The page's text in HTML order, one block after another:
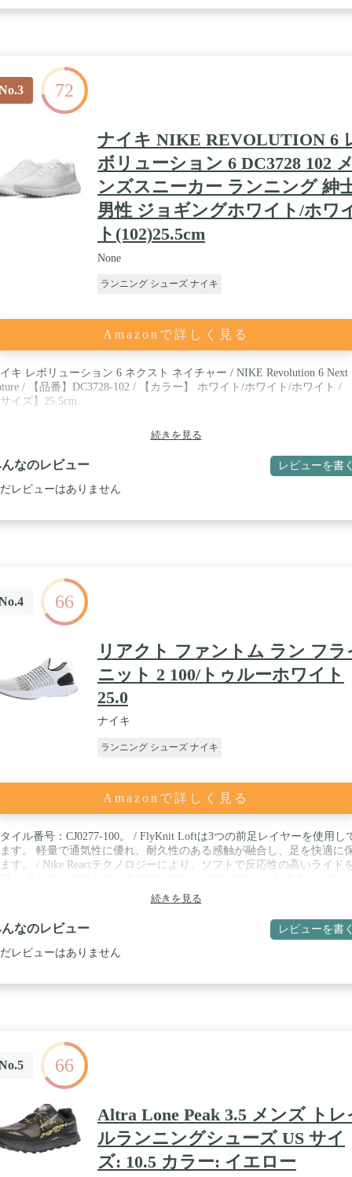
72
ナイキ NIKE REVOLUTION 6
ボリューション 6 DC3728 102
ンズスニーカー ランニング 紳
男性 ジョギングホワイト/ホワ
ト(102)25.5cm
None
ランニング シューズ ナイキ
Amazonで詳しく見る
キ レボリューション 6 ネクスト ネイチャー / NIKE Revolution 6 Next
/ 【品番】DC3728-102 / 【カラー】 ホワイト/ホワイト/ホワイト /
イズ】25.5cm
続きを見る
なのレビュー レビューを書
レビューはありません
66
リアクト ファントム ラン フラ
ニット 2 100/トゥルーホワイト
25.0
ナイキ
ランニング シューズ ナイキ
Amazonで詳しく見る
イル番号：CJ0277-100。 / FlyKnit Loftは3つの前足レイヤーを使用し
す。 軽量で通気性に優れ、耐久性のある感触が融合し、足を快適に
す。 / Nike Reactテクノロジーにより、ソフトで反応性の高いライド
先の柔軟性、中間姿勢でのスムーズな乗り心地、接触時のクッション
/ アウトソールのゴムが増加し、より優れたトラクションと耐久性
ます。 / かかと周りのモールディングで安心感を保ち、ルートに集
す。
続きを見る
なのレビュー レビューを書
レビューはありません
66
Altra Lone Peak 3.5 メンズ トレ
ルランニングシューズ US サイ
ズ: 10.5 カラー: イエロー